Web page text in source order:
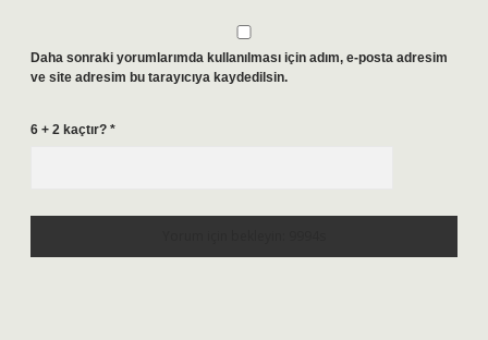
Daha sonraki yorumlarımda kullanılması için adım, e-posta adresim
ve site adresim bu tarayıcıya kaydedilsin.
6 + 2 kaçtır? *